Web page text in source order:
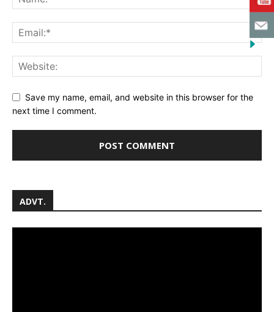
Save my name, email, and website in this browser for the
next time I comment.
ADVT.